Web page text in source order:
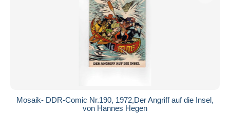
Mosaik- DDR-Comic Nr.190, 1972,Der Angriff auf die Insel,
von Hannes Hegen